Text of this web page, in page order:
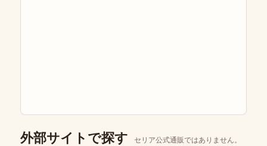
外部サイトで探す セリア公式通販ではありません。